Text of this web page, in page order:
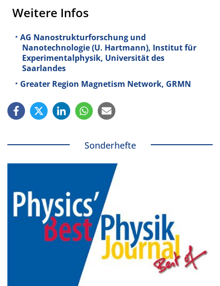
Weitere Infos
AG Nanostrukturforschung und
Nanotechnologie (U. Hartmann), Institut für
Experimentalphysik, Universität des
Saarlandes
Greater Region Magnetism Network, GRMN
Sonderhefte